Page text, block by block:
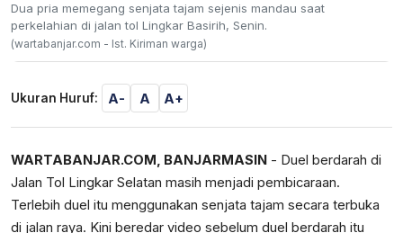
Dua pria memegang senjata tajam sejenis mandau saat
perkelahian di jalan tol Lingkar Basirih, Senin.
(wartabanjar.com - Ist. Kiriman warga)
Ukuran Huruf: A- A A+
WARTABANJAR.COM, BANJARMASIN - Duel berdarah di
Jalan Tol Lingkar Selatan masih menjadi pembicaraan.
Terlebih duel itu menggunakan senjata tajam secara terbuka
di jalan raya. Kini beredar video sebelum duel berdarah itu